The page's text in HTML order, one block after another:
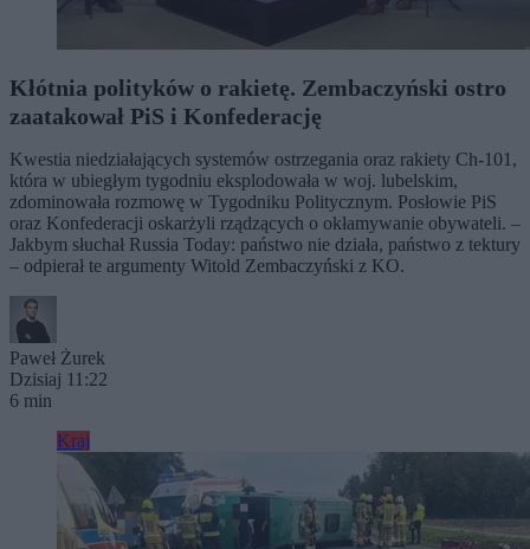
Kłótnia polityków o rakietę. Zembaczyński ostro
zaatakował PiS i Konfederację
Kwestia niedziałających systemów ostrzegania oraz rakiety Ch-101,
która w ubiegłym tygodniu eksplodowała w woj. lubelskim,
zdominowała rozmowę w Tygodniku Politycznym. Posłowie PiS
oraz Konfederacji oskarżyli rządzących o okłamywanie obywateli. –
Jakbym słuchał Russia Today: państwo nie działa, państwo z tektury
– odpierał te argumenty Witold Zembaczyński z KO.
Paweł Żurek
Dzisiaj 11:22
6 min
Kraj